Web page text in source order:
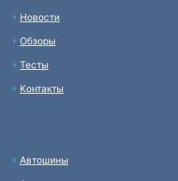
Новости
Обзоры
Тесты
Контакты
Автошины